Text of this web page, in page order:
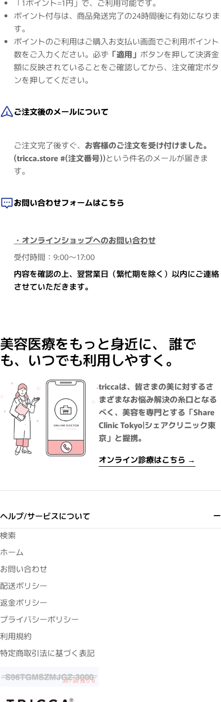
「1ポイント=1円」で、ご利用可能です。
ポイント付与は、商品発送完了の24時間後に有効になりま
す。
ポイントのご利用はご購入お支払い画面でご利用ポイント
数をご入力ください。必ず 「適用」 ボタンを押して決済金
額に反映されていることをご確認してから、注文確定ボタ
ンを押してください。
ご注文後のメールについて
ご注文完了後すぐ、 お客様のご注文を受け付けました。
(tricca.store #(注文番号))という件名のメールが届きま
す。
お問い合わせフォームはこちら
・オンラインショップへのお問い合わせ
受付時間：9:00～17:00
内容を確認の上、翌営業日（繁忙期を除く）以内にご連絡
させていただきます。
美容医療をもっと身近に、 誰で
も、いつでも利用しやすく。
triccaは、皆さまの美に対するさ
まざまなお悩み解決の糸口となる
べく、美容を専門とする「Share
Clinic Tokyo|シェアクリニック東
京」と提携。
オンライン診療はこちら →
ヘルプ/サービスについて
検索
ホーム
お問い合わせ
配送ポリシー
返金ポリシー
プライバシーポリシー
利用規約
特定商取引法に基づく表記